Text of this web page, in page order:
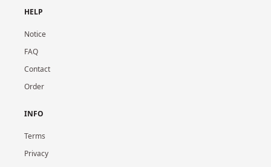
HELP
Notice
FAQ
Contact
Order
INFO
Terms
Privacy